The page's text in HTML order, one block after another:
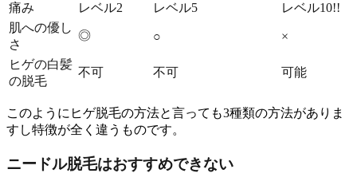
痛み
レベル2 レベル5
レベル10!!
肌への優し
さ
◎ ○ ×
ヒゲの白髪
の脱毛
不可 不可 可能
このようにヒゲ脱毛の方法と言っても3種類の方法がありま
すし特徴が全く違うものです。
ニードル脱毛はおすすめできない